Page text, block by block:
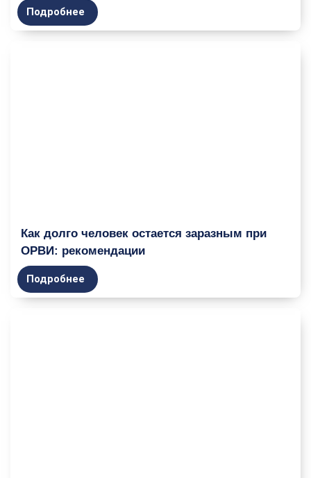
Подробнее
Как долго человек остается заразным при
ОРВИ: рекомендации
Подробнее